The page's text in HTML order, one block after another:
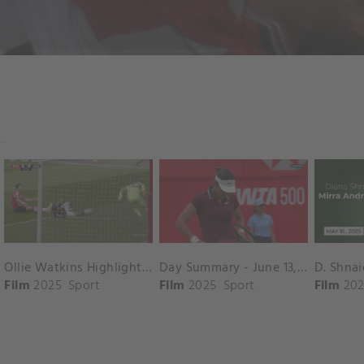
Ollie Watkins Highlights vs. Southampton
Film 2025 Sport
Day Summary - June 13, 2025
Film 2025 Sport Film